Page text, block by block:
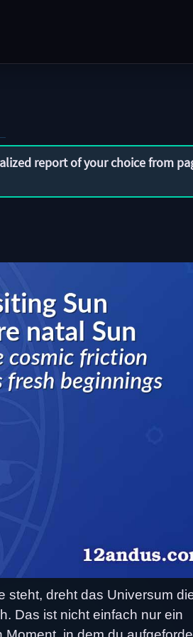
report of your choice from
steht, dreht das Universum
Das ist nicht einfach nur ein